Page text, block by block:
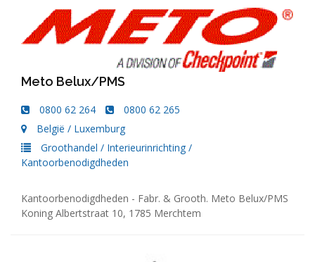
Meto Belux/PMS
0800 62 264
0800 62 265
België / Luxemburg
Groothandel / Interieurinrichting /
Kantoorbenodigdheden
Kantoorbenodigdheden - Fabr. & Grooth. Meto Belux/PMS
Koning Albertstraat 10, 1785 Merchtem